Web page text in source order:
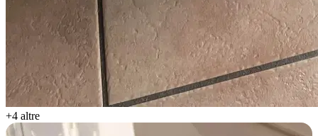
+4 altre